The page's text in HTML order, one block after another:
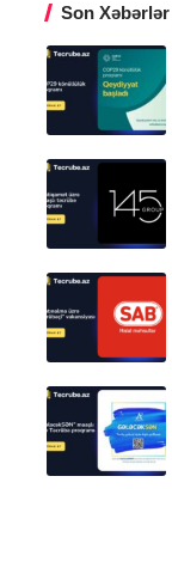
Son Xəbərlər